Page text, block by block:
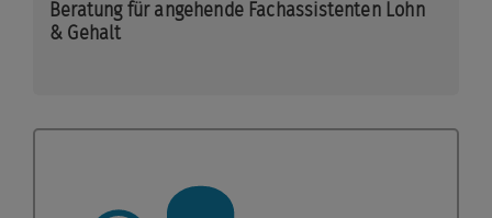
Beratung für angehende Fachassistenten Lohn
& Gehalt